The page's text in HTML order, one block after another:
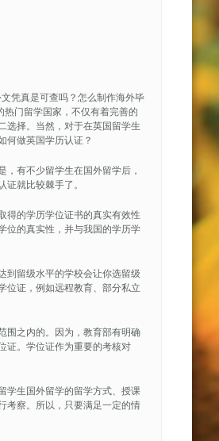
凭真是可查吗？怎么制作海外毕
门留学国家，不仅有着完善的
选择。当然，对于在英国留学生
何做英国学历认证？
有不少留学生在国外留学后，
就比较棘手了。
得的学历学位证书的真实有效性
位的真实性，并与我国的学历学
到留级水平的学校会让你选留级
位证，例如远程教育、部分私立
围之内的。因为，教育部有明确
证。学位证作为重要的考核对
学生国外留学的留学方式、授课
考察。所以，只要满足一定的情